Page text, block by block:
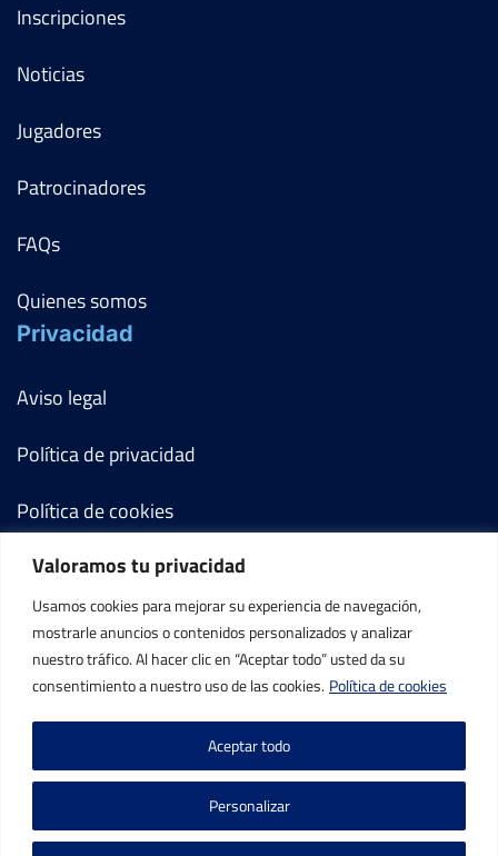
Valoramos tu privacidad
Usamos cookies para mejorar su experiencia de navegación,
mostrarle anuncios o contenidos personalizados y analizar
nuestro tráfico. Al hacer clic en “Aceptar todo” usted da su
consentimiento a nuestro uso de las cookies. Política de cookies
Personalizar
Aceptar todo
Inscripciones
Noticias
Jugadores
Patrocinadores
FAQs
Quienes somos
Privacidad
Aviso legal
Política de privacidad
Política de cookies
Términos y condiciones
Mi cuenta
Contacto